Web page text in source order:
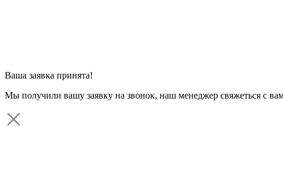
Ваша заявка принята!
Мы получили вашу заявку на звонок, наш менеджер свяжеться с